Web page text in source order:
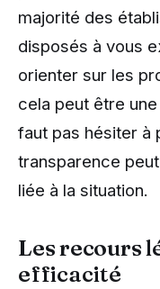
majorité des
disposés à vous
orienter sur les
cela peut être
faut pas hésiter à
transparence
liée à la situation.
Les recours
efficacité